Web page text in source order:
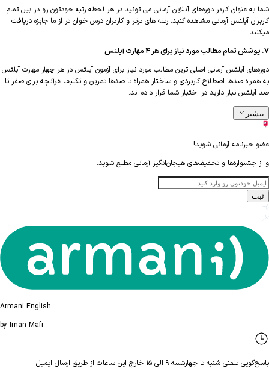
عنوان کاربر دوره‌های آنلاین آرمانی می تونید در هر لحظه رتبه خودتون رو در بین تمام
آیلتس آرمانی مشاهده کنید. رتبه های برتر و کاربران درس خوان تر از ما جایزه دریافت
آیلتس آرمانی اصلی ترین مطالب مورد نیاز برای آزمون آیلتس در هر چهار مهارت آیلتس
صدها اصطلاح کاربردی و ساختار همراه با صدها تمرین و تکلیف هرآنچه برای صفر تا
نیاز دارید در اختیار شما قرار داده اند.
آرمانی شوید!
جشنواره‌ها و تخفیف‌های هیجان‌انگیز آرمانی مطلع شوید.
Armani English
by Iman Mafi
شنبه تا چهارشنبه ۹ الی ۱۵ خارج این ساعات از طریق ارسال ایمیل